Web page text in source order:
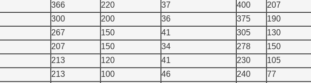
366 220 37 400
207
300 200 36 375
190
267 150 41 305
130
207 150 34 278
150
213 120 41 230
105
213 100 46 240
77